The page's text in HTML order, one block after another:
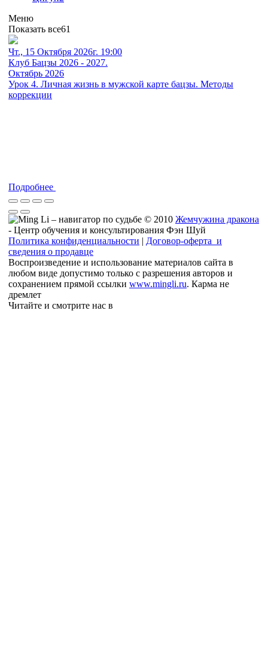
Меню
Показать все61
Чт., 15 Октября 2026г. 19:00
Клуб Бацзы 2026 - 2027.
Октябрь 2026
Урок 4. Личная жизнь в мужской карте бацзы. Методы
коррекции
Подробнее
© 2010 Жемчужина дракона
- Центр обучения и консультирования Фэн Шуй
Политика конфиденциальности | Договор-оферта и
сведения о продавце
Воспроизведение и использование материалов сайта в
любом виде допустимо только с разрешения авторов и
сохранением прямой ссылки www.mingli.ru. Карма не
дремлет
Читайте и смотрите нас в